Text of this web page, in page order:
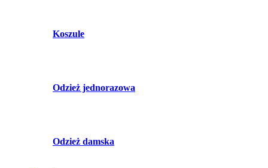
Koszule
Odzież jednorazowa
Odzież damska